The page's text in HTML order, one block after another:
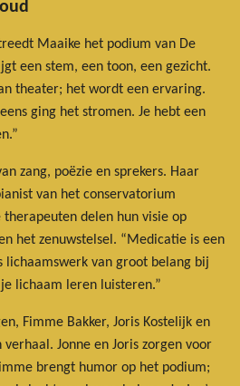
Maaike het podium van De
een stem, een toon, een gezicht.
theater; het wordt een ervaring.
ging het stromen. Je hebt een
zang, poëzie en sprekers. Haar
van het conservatorium
delen hun visie op
het zenuwstelsel. “Medicatie is een
lichaamswerk van groot belang bij
lichaam leren luisteren.”
Fimme Bakker, Joris Kostelijk en
Jonne en Joris zorgen voor
brengt humor op het podium;